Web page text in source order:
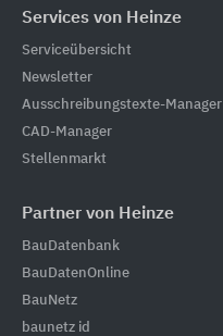
Services von Heinze
Serviceübersicht
Newsletter
Ausschreibungstexte-Manager
CAD-Manager
Stellenmarkt
Partner von Heinze
BauDatenbank
BauDatenOnline
BauNetz
baunetz id